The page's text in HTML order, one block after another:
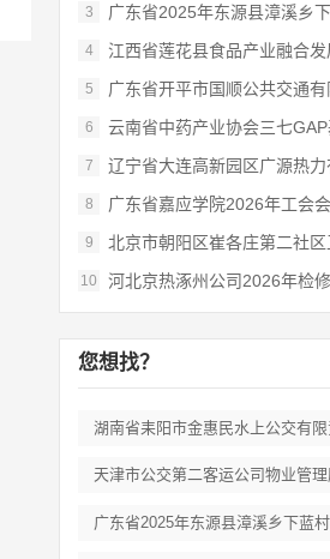
3
广东省2025年东源县漳溪乡下蓝村
4 江西省莲花县食品产业融合发展示范
5 广东省开平市国顺公共交通有限
6 云南省中药产业协会三七GAP基地
7 辽宁省大连高新园区广源热力有限
8 广东省嘉应学院2026年工会会员春
9 北京市朝阳区崔各庄第二社区卫生服
10 河北京热涿州公司2026年检修技
您想找？
广东省2025年东源县漳溪乡下蓝